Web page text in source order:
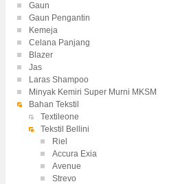
Gaun
Gaun Pengantin
Kemeja
Celana Panjang
Blazer
Jas
Laras Shampoo
Minyak Kemiri Super Murni MKSM
Bahan Tekstil
Textileone
Tekstil Bellini
Riel
Accura Exia
Avenue
Strevo